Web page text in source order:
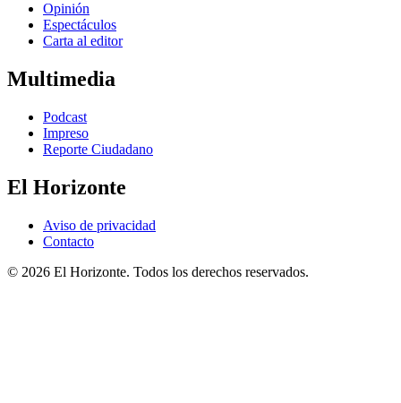
Opinión
Espectáculos
Carta al editor
Multimedia
Podcast
Impreso
Reporte Ciudadano
El Horizonte
Aviso de privacidad
Contacto
© 2026 El Horizonte. Todos los derechos reservados.